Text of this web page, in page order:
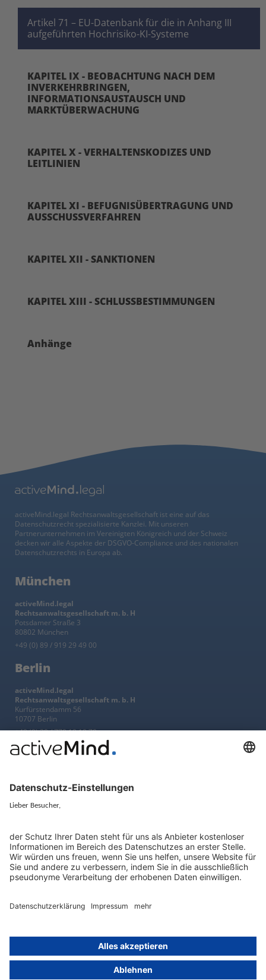
Artikel 71 – EU-Datenbank für die in Anhang III
aufgeführten Hochrisiko-KI-Systeme
KAPITEL IX - BEOBACHTUNG NACH DEM
INVERKEHRBRINGEN,
INFORMATIONSAUSTAUSCH UND
MARKTÜBERWACHUNG
KAPITEL X - VERHALTENSKODIZES UND
LEITLINIEN
KAPITEL XI - BEFUGNISÜBERTRAGUNG UND
AUSSCHUSSVERFAHREN
KAPITEL XII - SANKTIONEN
KAPITEL XIII - SCHLUSSBESTIMMUNGEN
Anhänge
activeMind.legal Rechtsanwaltsgesellschaft ist eine auf das
Datenschutzrecht spezialisierte Kanzlei. Mit unseren
Partnerunternehmen im Vereinigten Königreich und der Schweiz
decken wir alle Aspekte der DSGVO-Compliance und des nationalen
Datenschutzrechts in Europa ab.
München
activeMind.legal
Rechtsanwaltsgesellschaft m. b. H
Potsdamer Straße 3
80802 München
+49 (0) 89 / 919 29 49 00
Berlin
activeMind.legal
Rechtsanwaltsgesellschaft m. b. H
Kurfürstendamm 56
10707 Berlin
+49 (0) 30 / 770 19 10 70
EU-Vertreter
Konzern-Datenschutz
KI und Datenschutz
Hinweisgebersystem mit
Whistleblowing-Ombudsperson
Ratgeber und Artikel
Wichtige Gesetze als Volltext
Über Gruppe
activeMind.ch (Schweiz)
activeMind.uk (Vereinigtes
Königreich)